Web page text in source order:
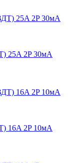
25A 2P 30мА
16A 2P 10мА